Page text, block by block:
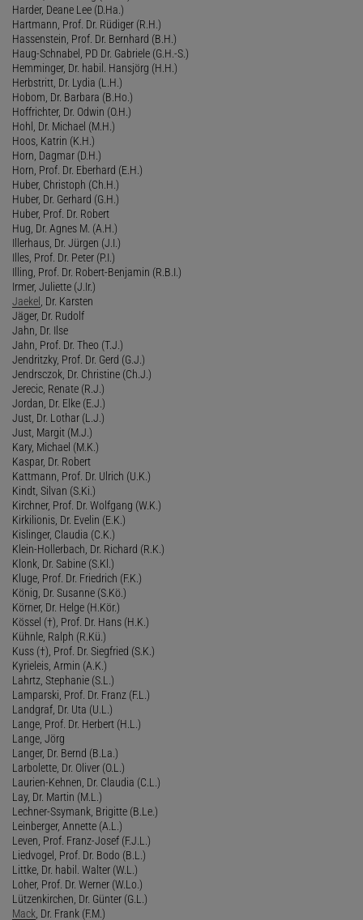
Harder, Deane Lee (D.Ha.)
Hartmann, Prof. Dr. Rüdiger (R.H.)
Hassenstein, Prof. Dr. Bernhard (B.H.)
Haug-Schnabel, PD Dr. Gabriele (G.H.-S.)
Hemminger, Dr. habil. Hansjörg (H.H.)
Herbstritt, Dr. Lydia (L.H.)
Hobom, Dr. Barbara (B.Ho.)
Hoffrichter, Dr. Odwin (O.H.)
Hohl, Dr. Michael (M.H.)
Hoos, Katrin (K.H.)
Horn, Dagmar (D.H.)
Horn, Prof. Dr. Eberhard (E.H.)
Huber, Christoph (Ch.H.)
Huber, Dr. Gerhard (G.H.)
Huber, Prof. Dr. Robert
Hug, Dr. Agnes M. (A.H.)
Illerhaus, Dr. Jürgen (J.I.)
Illes, Prof. Dr. Peter (P.I.)
Illing, Prof. Dr. Robert-Benjamin (R.B.I.)
Irmer, Juliette (J.Ir.)
Jaekel , Dr. Karsten
Jäger, Dr. Rudolf
Jahn, Dr. Ilse
Jahn, Prof. Dr. Theo (T.J.)
Jendritzky, Prof. Dr. Gerd (G.J.)
Jendrsczok, Dr. Christine (Ch.J.)
Jerecic, Renate (R.J.)
Jordan, Dr. Elke (E.J.)
Just, Dr. Lothar (L.J.)
Just, Margit (M.J.)
Kary, Michael (M.K.)
Kaspar, Dr. Robert
Kattmann, Prof. Dr. Ulrich (U.K.)
Kindt, Silvan (S.Ki.)
Kirchner, Prof. Dr. Wolfgang (W.K.)
Kirkilionis, Dr. Evelin (E.K.)
Kislinger, Claudia (C.K.)
Klein-Hollerbach, Dr. Richard (R.K.)
Klonk, Dr. Sabine (S.Kl.)
Kluge, Prof. Dr. Friedrich (F.K.)
König, Dr. Susanne (S.Kö.)
Körner, Dr. Helge (H.Kör.)
Kössel (†), Prof. Dr. Hans (H.K.)
Kühnle, Ralph (R.Kü.)
Kuss (†), Prof. Dr. Siegfried (S.K.)
Kyrieleis, Armin (A.K.)
Lahrtz, Stephanie (S.L.)
Lamparski, Prof. Dr. Franz (F.L.)
Landgraf, Dr. Uta (U.L.)
Lange, Prof. Dr. Herbert (H.L.)
Lange, Jörg
Langer, Dr. Bernd (B.La.)
Larbolette, Dr. Oliver (O.L.)
Laurien-Kehnen, Dr. Claudia (C.L.)
Lay, Dr. Martin (M.L.)
Lechner-Ssymank, Brigitte (B.Le.)
Leinberger, Annette (A.L.)
Leven, Prof. Franz-Josef (F.J.L.)
Liedvogel, Prof. Dr. Bodo (B.L.)
Littke, Dr. habil. Walter (W.L.)
Loher, Prof. Dr. Werner (W.Lo.)
Lützenkirchen, Dr. Günter (G.L.)
Mack , Dr. Frank (F.M.)